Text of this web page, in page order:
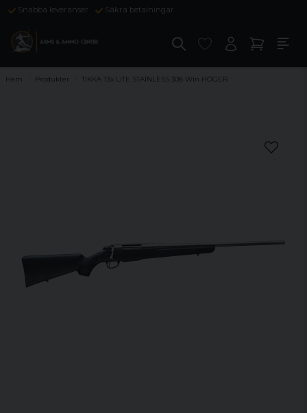
Snabba leveranser Säkra betalningar
Hem Produkter TIKKA T3x LITE STAINLESS 308 Win HÖGER